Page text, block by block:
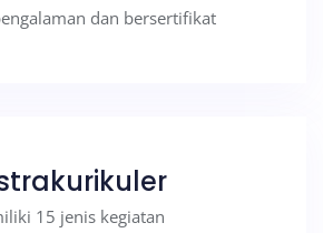
dan bersertifikat
15 jenis kegiatan